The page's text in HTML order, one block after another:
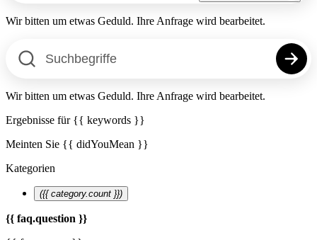
Wir bitten um etwas Geduld. Ihre Anfrage wird bearbeitet.
Wir bitten um etwas Geduld. Ihre Anfrage wird bearbeitet.
Ergebnisse für {{ keywords }}
Meinten Sie {{ didYouMean }}
Kategorien
({{ category.count }})
{{ faq.question }}